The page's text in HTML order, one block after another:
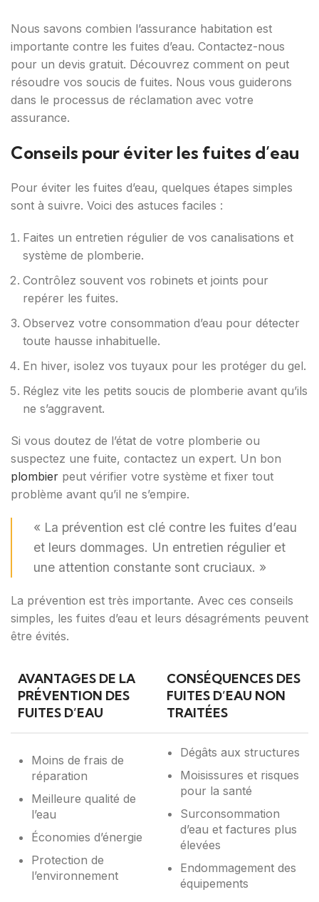
Nous savons combien l’assurance habitation est
importante contre les fuites d’eau. Contactez-nous
pour un devis gratuit. Découvrez comment on peut
résoudre vos soucis de fuites. Nous vous guiderons
dans le processus de réclamation avec votre
assurance.
Conseils pour éviter les fuites d’eau
Pour éviter les fuites d’eau, quelques étapes simples
sont à suivre. Voici des astuces faciles :
Faites un entretien régulier de vos canalisations et
système de plomberie.
Contrôlez souvent vos robinets et joints pour
repérer les fuites.
Observez votre consommation d’eau pour détecter
toute hausse inhabituelle.
En hiver, isolez vos tuyaux pour les protéger du gel.
Réglez vite les petits soucis de plomberie avant qu’ils
ne s’aggravent.
Si vous doutez de l’état de votre plomberie ou
suspectez une fuite, contactez un expert. Un bon
plombier peut vérifier votre système et fixer tout
problème avant qu’il ne s’empire.
« La prévention est clé contre les fuites d’eau
et leurs dommages. Un entretien régulier et
une attention constante sont cruciaux. »
La prévention est très importante. Avec ces conseils
simples, les fuites d’eau et leurs désagréments peuvent
être évités.
AVANTAGES DE LA
PRÉVENTION DES
FUITES D’EAU
CONSÉQUENCES DES
FUITES D’EAU NON
TRAITÉES
Moins de frais de
réparation
Meilleure qualité de
l’eau
Économies d’énergie
Protection de
l’environnement
Dégâts aux structures
Moisissures et risques
pour la santé
Surconsommation
d’eau et factures plus
élevées
Endommagement des
équipements